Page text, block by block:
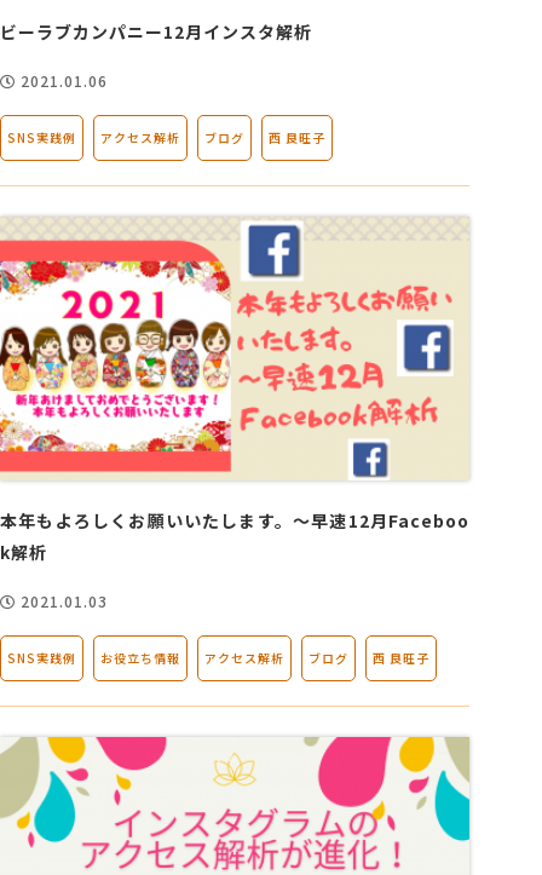
ビーラブカンパニー12月インスタ解析
2021.01.06
SNS実践例 アクセス解析 ブログ 西 良旺子
本年もよろしくお願いいたします。～早速12月Faceboo
k解析
2021.01.03
SNS実践例 お役立ち情報 アクセス解析 ブログ 西 良旺子